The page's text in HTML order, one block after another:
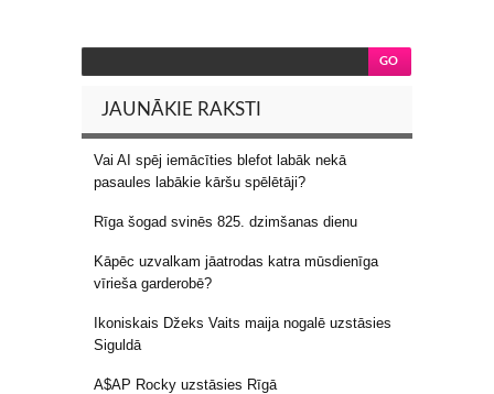
JAUNĀKIE RAKSTI
Vai AI spēj iemācīties blefot labāk nekā
pasaules labākie kāršu spēlētāji?
Rīga šogad svinēs 825. dzimšanas dienu
Kāpēc uzvalkam jāatrodas katra mūsdienīga
vīrieša garderobē?
Ikoniskais Džeks Vaits maija nogalē uzstāsies
Siguldā
A$AP Rocky uzstāsies Rīgā